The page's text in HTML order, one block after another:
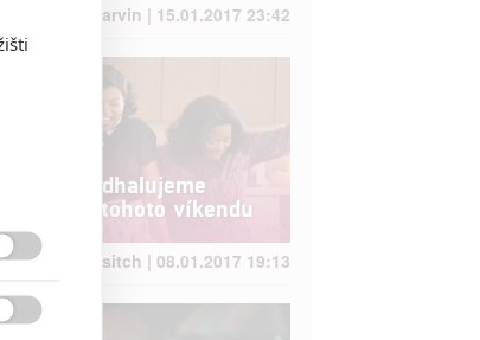
Anarvin | 15.01.2017 23:42
Office: Odhalujeme
čísla tohoto víkendu
Brousitch | 08.01.2017 19:13